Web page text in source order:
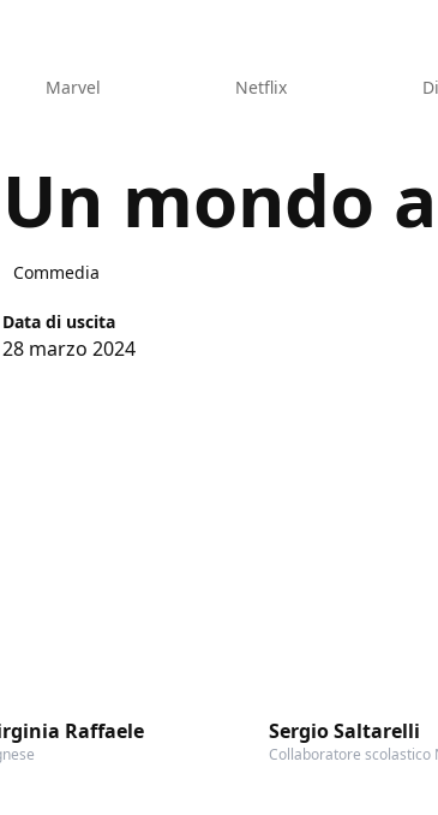
Marvel Netflix
Un mondo
Commedia
Data di uscita
28 marzo 2024
Raffaele Sergio Saltarelli
Collaboratore scolastico